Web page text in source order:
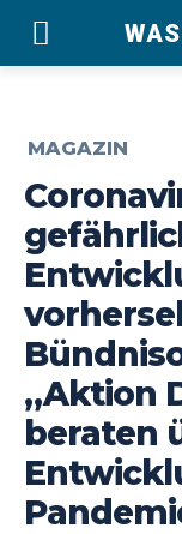
MAGAZIN
„Aktion
beraten